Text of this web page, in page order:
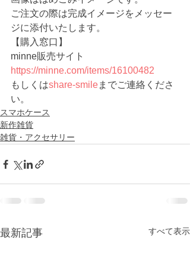
ご注文の際は完成イメージをメッセー
ジに添付いたします。
【購入窓口】
minne販売サイト
https://minne.com/items/16100482
もしくはshare-smileまでご連絡くださ
い。
スマホケース
新作雑貨
雑貨・アクセサリー
最新記事 すべて表示